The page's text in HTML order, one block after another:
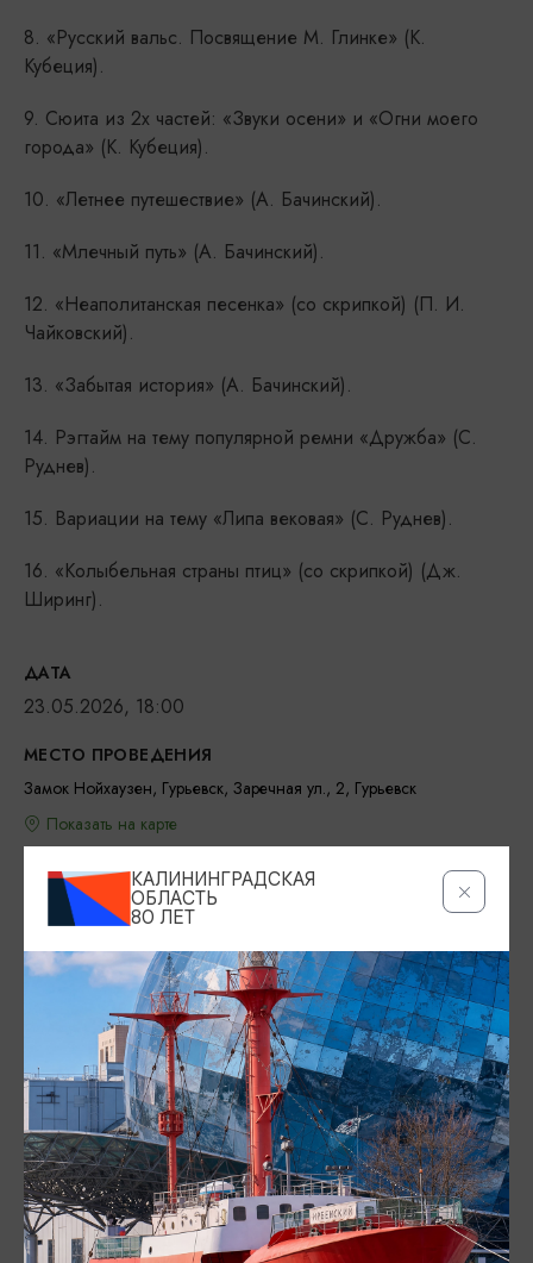
8. «Русский вальс. Посвящение М. Глинке» (К.
Кубеция).
9. Сюита из 2х частей: «Звуки осени» и «Огни моего
города» (К. Кубеция).
10. «Летнее путешествие» (А. Бачинский).
11. «Млечный путь» (А. Бачинский).
12. «Неаполитанская песенка» (со скрипкой) (П. И.
Чайковский).
13. «Забытая история» (А. Бачинский).
14. Рэгтайм на тему популярной ремни «Дружба» (С.
Руднев).
15. Вариации на тему «Липа вековая» (С. Руднев).
16. «Колыбельная страны птиц» (со скрипкой) (Дж.
Ширинг).
ДАТА
23.05.2026, 18:00
МЕСТО ПРОВЕДЕНИЯ
Замок Нойхаузен, Гурьевск, Заречная ул., 2, Гурьевск
Показать на карте
ТЕЛЕФОН
8 800 511-00-22, +7 (902) 423-12-12 (экскурсии по
замку), +7 (952) 793-51-90 (культурные мероприятия в
замке)
ВОЗРАСТНЫЕ ОГРАНИЧЕНИЯ
БИЛЕТЫ
1200-2000 рублей
NEUHAUSEN.RU
https://neuhausen.ru/
ВКОНТАКТЕ
КАЛИНИНГРАДСКАЯ
ОБЛАСТЬ
80 ЛЕТ